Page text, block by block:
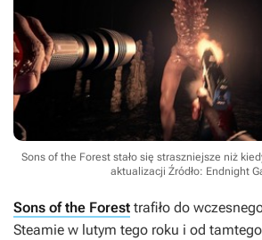
Sons of the Forest stało się straszniejsze niż
aktualizacji Źródło: Endnight
Sons of the Forest trafiło do
Steamie w lutym tego roku i od